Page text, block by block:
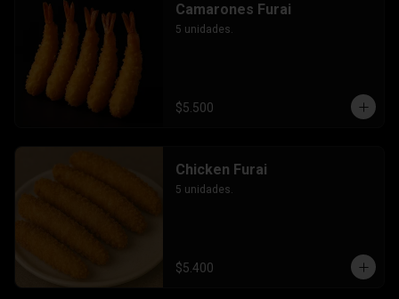
Camarones Furai
5 unidades.
$5.500
Chicken Furai
5 unidades.
$5.400